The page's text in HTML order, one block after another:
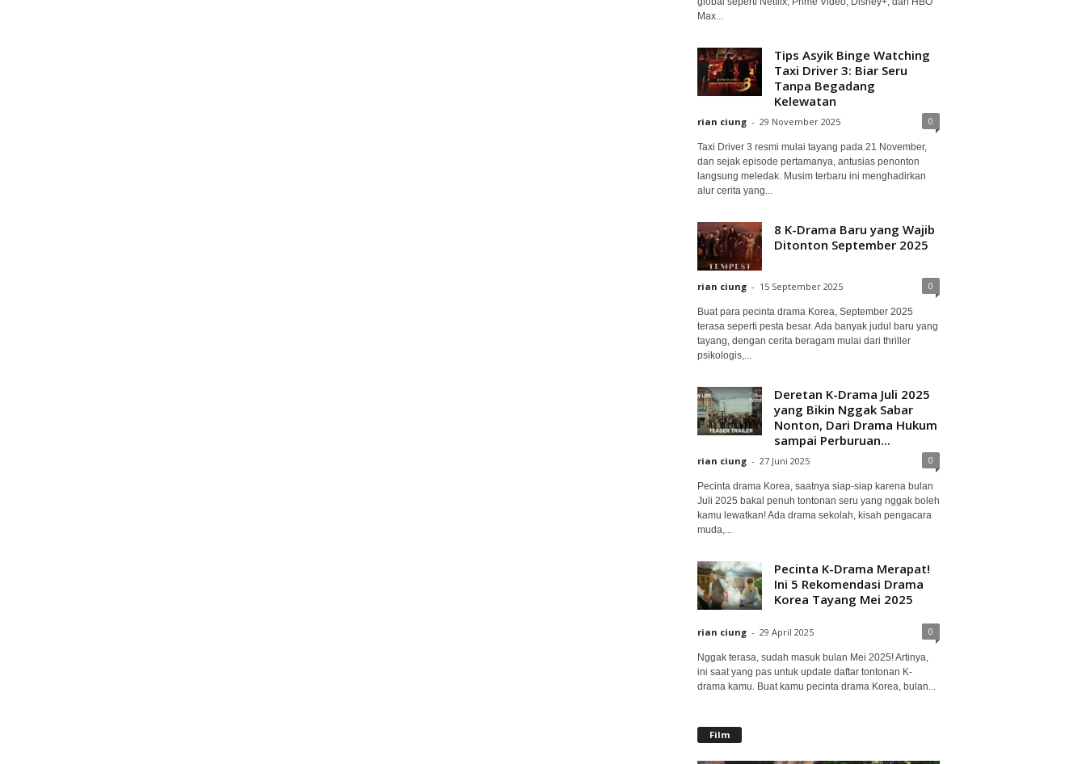
Max...
Tips Asyik Binge Watching
Taxi Driver 3: Biar Seru
Tanpa Begadang
Kelewatan
rian ciung - 29 November 2025 0
Taxi Driver 3 resmi mulai tayang pada 21 November,
dan sejak episode pertamanya, antusias penonton
langsung meledak. Musim terbaru ini menghadirkan
alur cerita yang...
8 K-Drama Baru yang Wajib
Ditonton September 2025
rian ciung - 15 September 2025 0
Buat para pecinta drama Korea, September 2025
terasa seperti pesta besar. Ada banyak judul baru yang
tayang, dengan cerita beragam mulai dari thriller
psikologis,...
Deretan K-Drama Juli 2025
yang Bikin Nggak Sabar
Nonton, Dari Drama Hukum
sampai Perburuan...
rian ciung - 27 Juni 2025 0
Pecinta drama Korea, saatnya siap-siap karena bulan
Juli 2025 bakal penuh tontonan seru yang nggak boleh
kamu lewatkan! Ada drama sekolah, kisah pengacara
muda,...
Pecinta K-Drama Merapat!
Ini 5 Rekomendasi Drama
Korea Tayang Mei 2025
rian ciung - 29 April 2025 0
Nggak terasa, sudah masuk bulan Mei 2025! Artinya,
ini saat yang pas untuk update daftar tontonan K-
drama kamu. Buat kamu pecinta drama Korea, bulan...
Film